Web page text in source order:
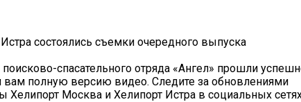
состоялись съемки очередного выпуска
спасательного отряда «Ангел» прошли
полную версию видео. Следите за обновлениями
Хелипорт Москва и Хелипорт Истра в социальных